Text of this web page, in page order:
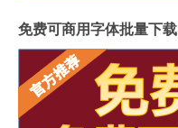
免费可商用字体批量下载